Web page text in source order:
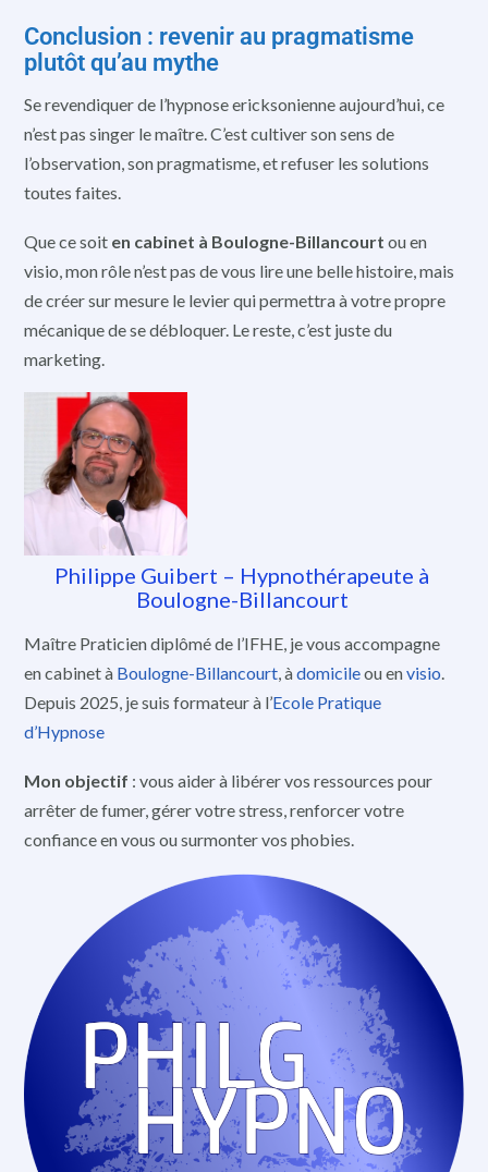
Conclusion : revenir au pragmatisme
plutôt qu’au mythe
Se revendiquer de l’hypnose ericksonienne aujourd’hui, ce
n’est pas singer le maître. C’est cultiver son sens de
l’observation, son pragmatisme, et refuser les solutions
toutes faites.
Que ce soit en cabinet à Boulogne-Billancourt ou en
visio, mon rôle n’est pas de vous lire une belle histoire, mais
de créer sur mesure le levier qui permettra à votre propre
mécanique de se débloquer. Le reste, c’est juste du
marketing.
Philippe Guibert – Hypnothérapeute à
Boulogne-Billancourt
Maître Praticien diplômé de l’IFHE, je vous accompagne
en cabinet à Boulogne-Billancourt, àdomicileou envisio.
Depuis 2025, je suis formateur à l’Ecole Pratique
d’Hypnose
Mon objectif : vous aider à libérer vos ressources pour
arrêter de fumer, gérer votre stress, renforcer votre
confiance en vous ou surmonter vos phobies.